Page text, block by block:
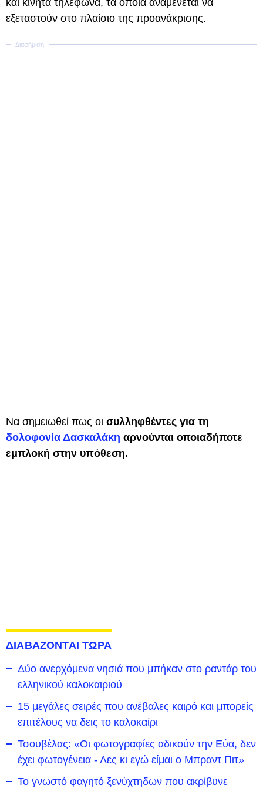
εξεταστούν στο πλαίσιο της προανάκρισης.
Να σημειωθεί πως οι συλληφθέντες για τη
δολοφονία Δασκαλάκη αρνούνται οποιαδήποτε
εμπλοκή στην υπόθεση.
ΔΙΑΒΑΖΟΝΤΑΙ ΤΩΡΑ
Δύο ανερχόμενα νησιά που μπήκαν στο ραντάρ του
ελληνικού καλοκαιριού
15 μεγάλες σειρές που ανέβαλες καιρό και μπορείς
επιτέλους να δεις το καλοκαίρι
Τσουβέλας: «Οι φωτογραφίες αδικούν την Εύα, δεν
έχει φωτογένεια - Λες κι εγώ είμαι ο Μπραντ Πιτ»
Το γνωστό φαγητό ξενύχτηδων που ακρίβυνε